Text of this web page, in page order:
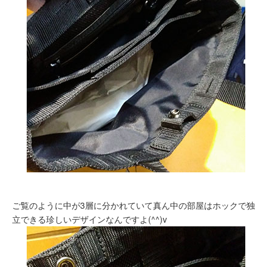
ご覧のように中が3層に分かれていて真ん中の部屋はホックで独
立できる珍しいデザインなんですよ(^^)v